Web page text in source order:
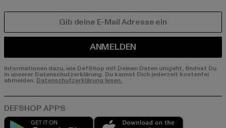
ANMELDEN
Informationen dazu, wie DefShop mit Deinen Daten umgeht, findest Du
in unserer Datenschutzerklärung. Du kannst Dich jederzeit kostenfei
abmelden. Datenschutzerklärung lesen.
Play market